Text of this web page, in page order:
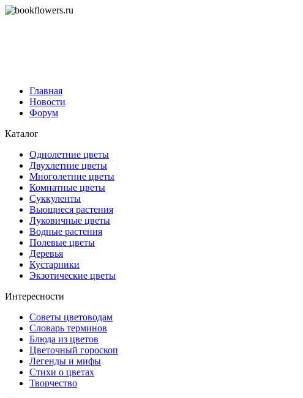
Главная
Новости
Форум
Каталог
Однолетние цветы
Двухлетние цветы
Многолетние цветы
Комнатные цветы
Суккуленты
Вьющиеся растения
Луковичные цветы
Водные растения
Полевые цветы
Деревья
Кустарники
Экзотические цветы
Интересности
Советы цветоводам
Словарь терминов
Блюда из цветов
Цветочный гороскоп
Легенды и мифы
Стихи о цветах
Творчество